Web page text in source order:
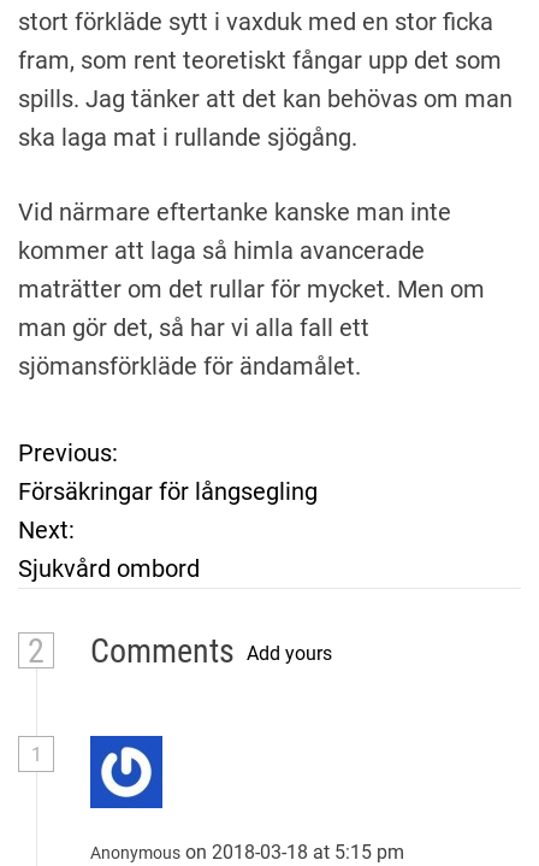
stort förkläde sytt i vaxduk med en stor ficka
fram, som rent teoretiskt fångar upp det som
spills. Jag tänker att det kan behövas om man
ska laga mat i rullande sjögång.
Vid närmare eftertanke kanske man inte
kommer att laga så himla avancerade
maträtter om det rullar för mycket. Men om
man gör det, så har vi alla fall ett
sjömansförkläde för ändamålet.
P
o
s
t
a
Previous:
Försäkringar för långsegling
Next:
Sjukvård ombord
2 Comments Add yours
1
Anonymous on 2018-03-18 at 5:15 pm